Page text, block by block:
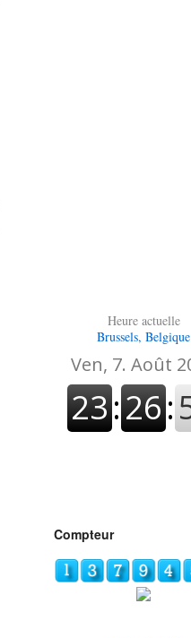
Heure actuelle
Brussels, Belgique
Compteur